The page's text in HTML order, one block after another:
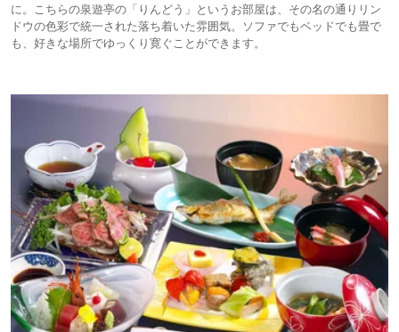
に。こちらの泉遊亭の「りんどう」というお部屋は、その名の通りリン
ドウの色彩で統一された落ち着いた雰囲気。ソファでもベッドでも畳で
も、好きな場所でゆっくり寛ぐことができます。